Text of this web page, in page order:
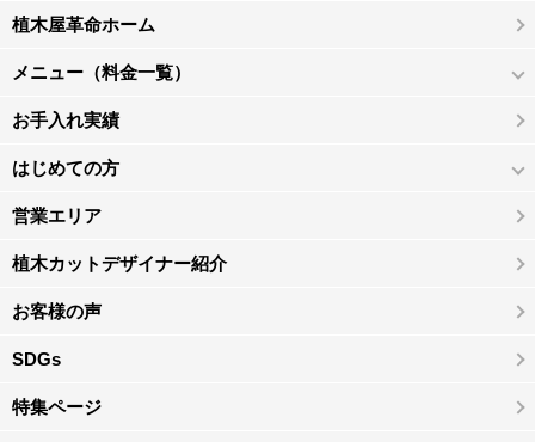
植木屋革命ホーム
メニュー（料金一覧）
お手入れ実績
はじめての方
営業エリア
植木カットデザイナー紹介
お客様の声
SDGs
特集ページ